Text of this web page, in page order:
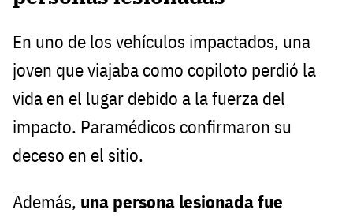
En uno de los vehículos impactados, una
joven que viajaba como copiloto perdió la
vida en el lugar debido a la fuerza del
impacto. Paramédicos confirmaron su
deceso en el sitio.
Además, una persona lesionada fue